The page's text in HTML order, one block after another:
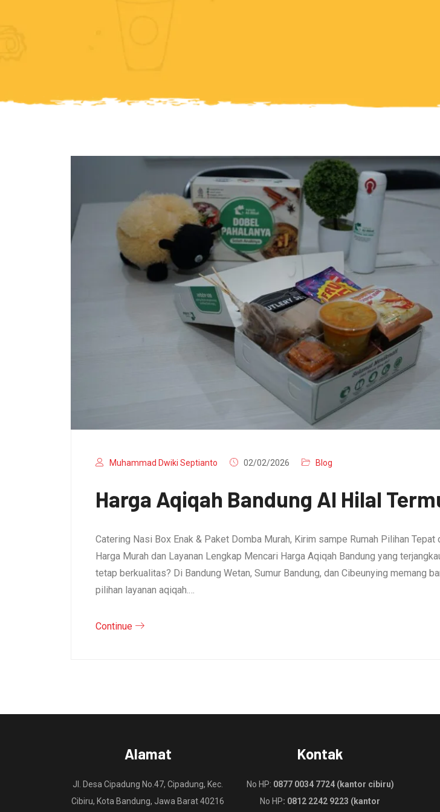
Muhammad Dwiki Septianto 02/02/2026 Blog
Harga Aqiqah Bandung Al Hilal
Catering Nasi Box Enak & Paket Domba Murah, Kirim sampe Rumah Pilihan Tepat
Harga Murah dan Layanan Lengkap Mencari Harga Aqiqah Bandung yang
tetap berkualitas? Di Bandung Wetan, Sumur Bandung, dan Cibeunying memang
pilihan layanan aqiqah.…
Continue
Alamat
Jl. Desa Cipadung No.47, Cipadung, Kec.
Cibiru, Kota Bandung, Jawa Barat 40216
Kontak
No HP: 0877 0034 7724 (kantor cibiru)
No HP: 0812 2242 9223 (kantor